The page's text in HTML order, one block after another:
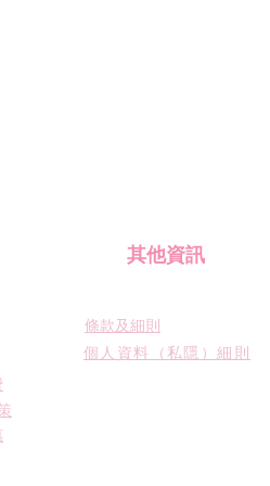
​其他資訊
條款及細則
個人資料（私隱）細則